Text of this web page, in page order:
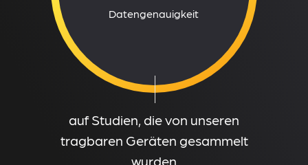
Datengenauigkeit
auf Studien, die von unseren
tragbaren Geräten gesammelt
wurden